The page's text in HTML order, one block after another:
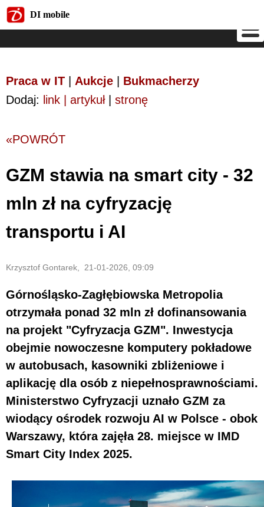
DI mobile
Praca w IT Aukcje
Bukmacherzy
Dodaj: link | artykuł| stronę
«POWRÓT
GZM stawia na smart city - 32
mln zł na cyfryzację
transportu i AI
Krzysztof Gontarek, 21-01-2026, 09:09
Górnośląsko-Zagłębiowska Metropolia
otrzymała ponad 32 mln zł dofinansowania
na projekt "Cyfryzacja GZM". Inwestycja
obejmie nowoczesne komputery pokładowe
w autobusach, kasowniki zbliżeniowe i
aplikację dla osób z niepełnosprawnościami.
Ministerstwo Cyfryzacji uznało GZM za
wiodący ośrodek rozwoju AI w Polsce - obok
Warszawy, która zajęła 28. miejsce w IMD
Smart City Index 2025.
DI mobile